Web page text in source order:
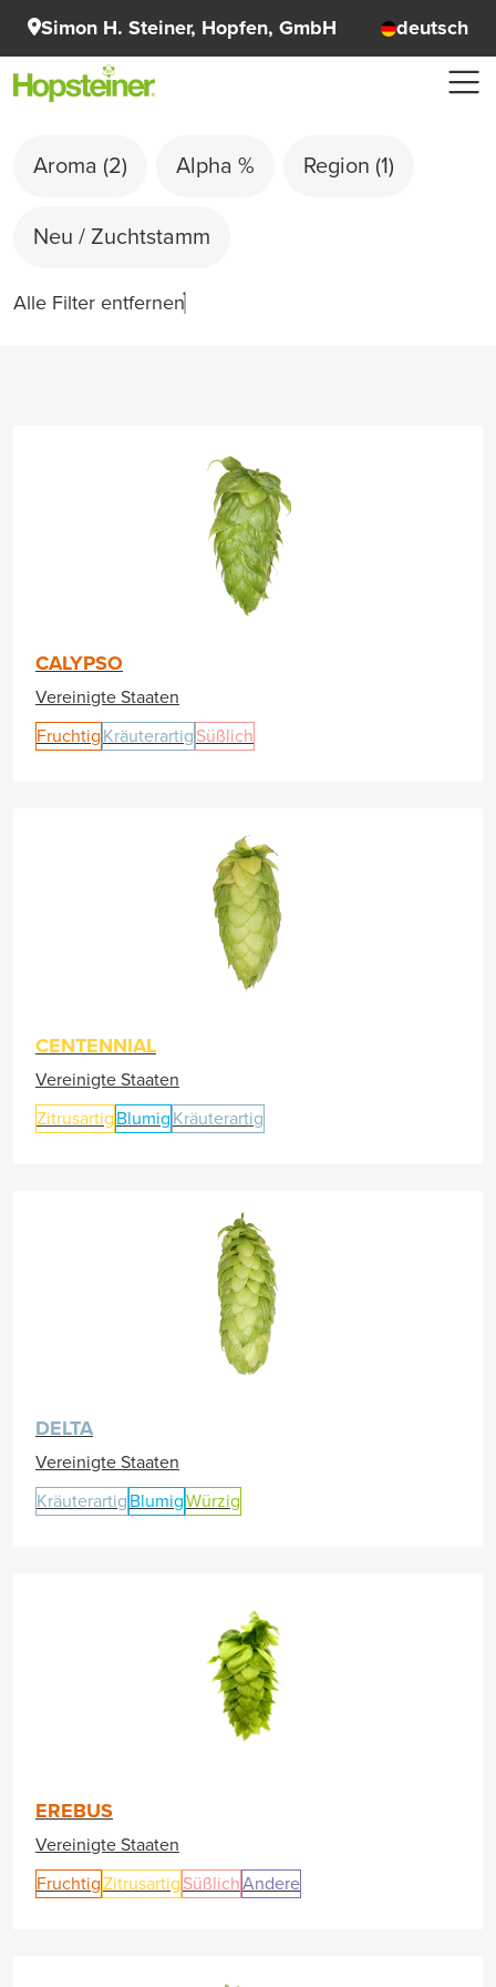
Simon H. Steiner, Hopfen, GmbH deutsch
Aroma (2) Alpha % Region (1)
Neu / Zuchtstamm
Alle Filter entfernen
CALYPSO
Vereinigte Staaten
Fruchtig Kräuterartig Süßlich
CENTENNIAL
Vereinigte Staaten
Zitrusartig Blumig Kräuterartig
DELTA
Vereinigte Staaten
Kräuterartig BlumigWürzig
EREBUS
Vereinigte Staaten
FruchtigZitrusartig SüßlichAndere